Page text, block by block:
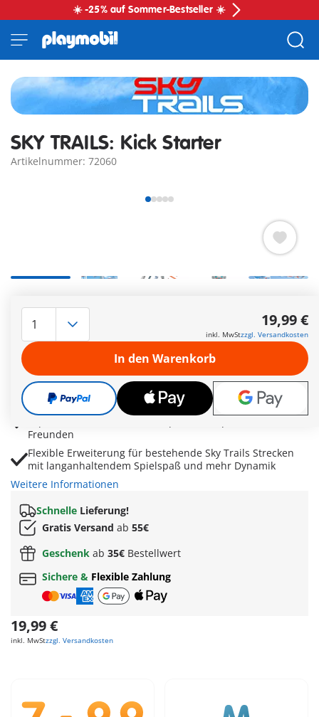
☀️ -25% auf Sommer-Bestseller ☀️
SKY TRAILS: Kick Starter
Artikelnummer: 72060
Automatischer Auslösemechanismus startet einen zweiten
Sky Rider für spannende Wettfahrten und Teamspiele
Ideal für kreative Doppelstrecken mit
abwechslungsreichen Kurven, Abfahrten und neuen
Herausforderungen
Fördert räumliches Denken, Technikverständnis,
Freunden
Flexible Erweiterung für bestehende Sky Trails Strecken
mit langanhaltendem Spielspaß und mehr Dynamik
Weitere Informationen
Schnelle Lieferung!
Gratis Versand ab 55€
Geschenk ab 35€ Bestellwert
Sichere & Flexible Zahlung
19,99 €
inkl. MwStzzgl. Versandkosten
19,99 €
inkl. MwStzzgl. Versandkosten
In den Warenkorb